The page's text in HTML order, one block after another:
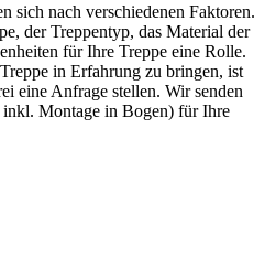
sich nach verschiedenen Faktoren.
der Treppentyp, das Material der
für Ihre Treppe eine Rolle.
in Erfahrung zu bringen, ist
eine Anfrage stellen. Wir senden
Montage in Bogen) für Ihre